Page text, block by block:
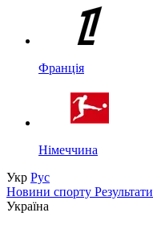
Франція
Німеччина
Укр Рус
Новини спорту Результати
Україна